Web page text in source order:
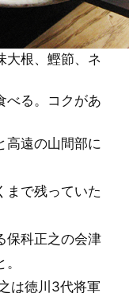
大根、鰹節、ネ
べる。コクがあ
遠の山間部に
まで残っていた
保科正之の会津
は徳川3代将軍